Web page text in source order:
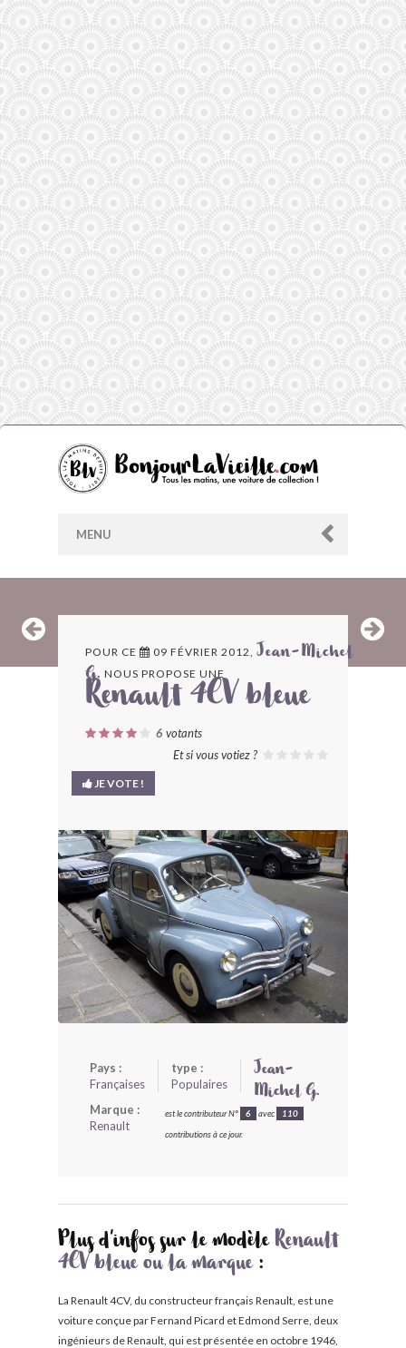
MENU
ARCHIVES
LES CONTRIBUTEURS
LE BLOG
BONJOURLAVIEILLE ?
MODÈLES ET MARQUES
COMMENT FONCTIONNE BLV ?
POUR CE 09 FÉVRIER 2012, Jean-Michel
G. NOUS PROPOSE UNE
Renault 4CV bleue
6 votants
Et si vous votiez ?
JE VOTE !
Pays :
Françaises
type :
Populaires
Marque :
Renault
Jean-
Michel G.
est le contributeur N° 6 avec 110
contributions à ce jour.
Plus d'infos sur le modèle Renault
4CV bleue ou la marque:
La Renault 4CV, du constructeur français Renault, est une
voiture conçue par Fernand Picard et Edmond Serre, deux
ingénieurs de Renault, qui est présentée en octobre 1946,